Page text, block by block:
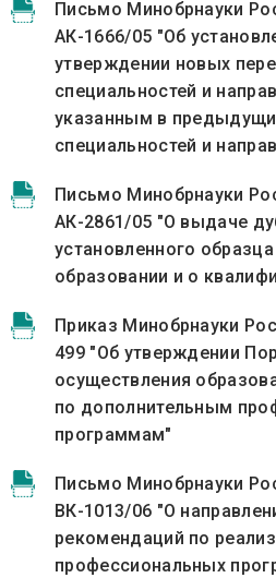
Письмо Минобрнауки
АК-1666/05 "Об
утверждении новых
специальностей и
указанным в
специальностей и
Письмо Минобрнауки
АК-2861/05 "О выдаче
установленного
образовании и о
Приказ Минобрнауки
499 "Об утверждении
осуществления
по дополнительным
программам"
Письмо Минобрнауки
ВК-1013/06 "О
рекомендаций по
профессиональных